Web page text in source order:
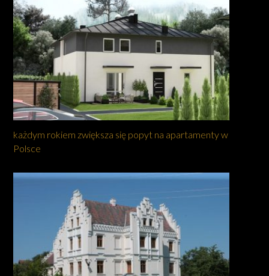
każdym rokiem zwiększa się popyt na apartamenty w
Polsce